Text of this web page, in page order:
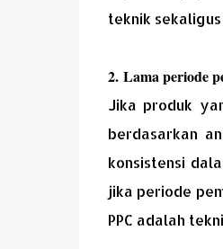
teknik sekaligus
2. Lama periode
Jika produk
berdasarkan
konsistensi
jika periode
PPC adalah